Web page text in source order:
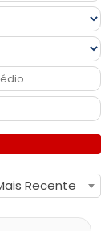
Recente